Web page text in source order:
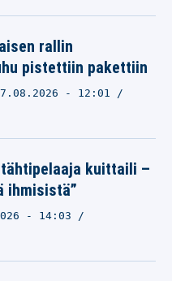
rallin
pistettiin pakettiin
- 12:01
kuittaili –
ihmisistä”
- 14:03